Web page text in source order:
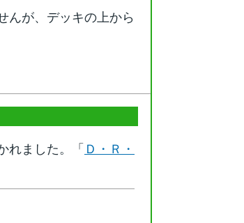
んが、デッキの上から
れました。「 Ｄ・Ｒ・